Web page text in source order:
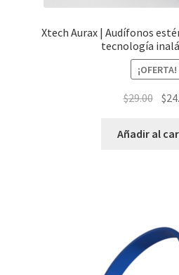
Xtech Aurax | Audífonos
tecnología
¡OFERTA!
$29.00 El$
Añadir al